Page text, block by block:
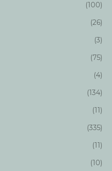
(100)
(26)
(3)
(75)
(4)
(134)
(11)
(335)
(11)
(10)